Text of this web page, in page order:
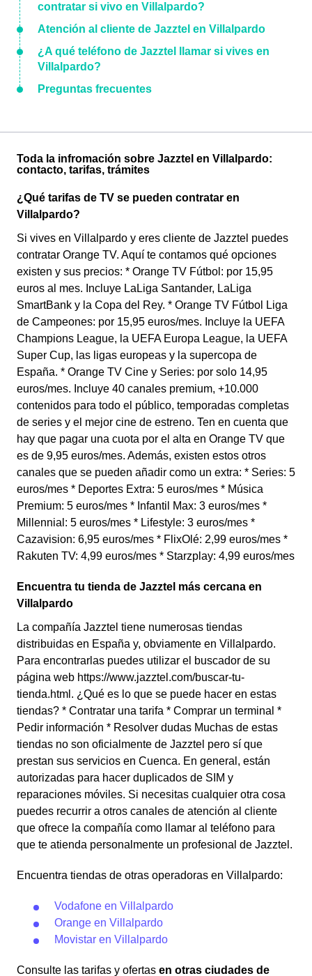
contratar si vivo en Villalpardo?
Atención al cliente de Jazztel en Villalpardo
¿A qué teléfono de Jazztel llamar si vives en
Villalpardo?
Preguntas frecuentes
Toda la infromación sobre Jazztel en Villalpardo:
contacto, tarifas, trámites
¿Qué tarifas de TV se pueden contratar en
Villalpardo?
Si vives en Villalpardo y eres cliente de Jazztel puedes
contratar Orange TV. Aquí te contamos qué opciones
existen y sus precios: * Orange TV Fútbol: por 15,95
euros al mes. Incluye LaLiga Santander, LaLiga
SmartBank y la Copa del Rey. * Orange TV Fútbol Liga
de Campeones: por 15,95 euros/mes. Incluye la UEFA
Champions League, la UEFA Europa League, la UEFA
Super Cup, las ligas europeas y la supercopa de
España. * Orange TV Cine y Series: por solo 14,95
euros/mes. Incluye 40 canales premium, +10.000
contenidos para todo el público, temporadas completas
de series y el mejor cine de estreno. Ten en cuenta que
hay que pagar una cuota por el alta en Orange TV que
es de 9,95 euros/mes. Además, existen estos otros
canales que se pueden añadir como un extra: * Series: 5
euros/mes * Deportes Extra: 5 euros/mes * Música
Premium: 5 euros/mes * Infantil Max: 3 euros/mes *
Millennial: 5 euros/mes * Lifestyle: 3 euros/mes *
Cazavision: 6,95 euros/mes * FlixOlé: 2,99 euros/mes *
Rakuten TV: 4,99 euros/mes * Starzplay: 4,99 euros/mes
Encuentra tu tienda de Jazztel más cercana en
Villalpardo
La compañía Jazztel tiene numerosas tiendas
distribuidas en España y, obviamente en Villalpardo.
Para encontrarlas puedes utilizar el buscador de su
página web https://www.jazztel.com/buscar-tu-
tienda.html. ¿Qué es lo que se puede hacer en estas
tiendas? * Contratar una tarifa * Comprar un terminal *
Pedir información * Resolver dudas Muchas de estas
tiendas no son oficialmente de Jazztel pero sí que
prestan sus servicios en Cuenca. En general, están
autorizadas para hacer duplicados de SIM y
reparaciones móviles. Si necesitas cualquier otra cosa
puedes recurrir a otros canales de atención al cliente
que ofrece la compañía como llamar al teléfono para
que te atienda personalmente un profesional de Jazztel.
Encuentra tiendas de otras operadoras en Villalpardo:
Vodafone en Villalpardo
Orange en Villalpardo
Movistar en Villalpardo
Consulte las tarifas y ofertas en otras ciudades de